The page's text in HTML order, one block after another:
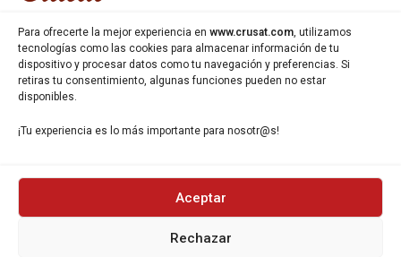
Para ofrecerte la mejor experiencia en www.crusat.com, utilizamos
tecnologías como las cookies para almacenar información de tu
dispositivo y procesar datos como tu navegación y preferencias. Si
retiras tu consentimiento, algunas funciones pueden no estar
disponibles.
¡Tu experiencia es lo más importante para nosotr@s!
Aceptar
Rechazar
OTROS PRODUCTOS
REPARTO EN BARCELONA
HOSTELERÍA Y PEQUEÑA ALIMENTACIÓN
CARTAS DE CERVEZAS Y VINO
CATAS Y FORMACIONES
SERVICIO TÉCNICO
GESTIÓN DE